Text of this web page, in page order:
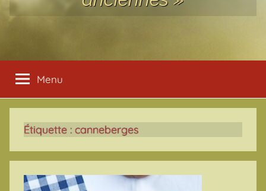
Menu
Étiquette : canneberges